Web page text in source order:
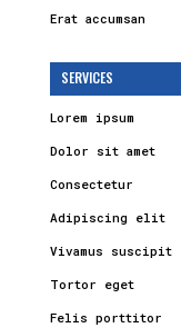
Erat accumsan
SERVICES
Lorem ipsum
Dolor sit amet
Consectetur
Adipiscing elit
Vivamus suscipit
Tortor eget
Felis porttitor